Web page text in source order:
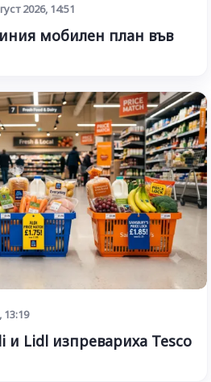
2026, 14:51
мобилен план във
13:19
и Lidl изпревариха Tesco